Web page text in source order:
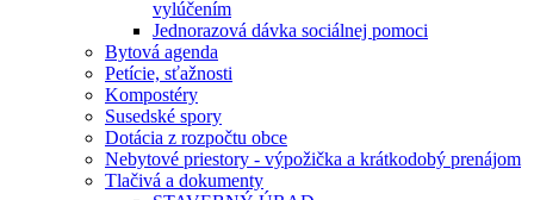
vylúčením
Jednorazová dávka sociálnej pomoci
Bytová agenda
Petície, sťažnosti
Kompostéry
Susedské spory
Dotácia z rozpočtu obce
Nebytové priestory - výpožička a krátkodobý prenájom
Tlačivá a dokumenty